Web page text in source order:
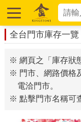
全台門市庫存一覽
※ 網頁之「庫存狀
※ 門市、網路價格
電洽門市。
※ 點擊門市名稱可